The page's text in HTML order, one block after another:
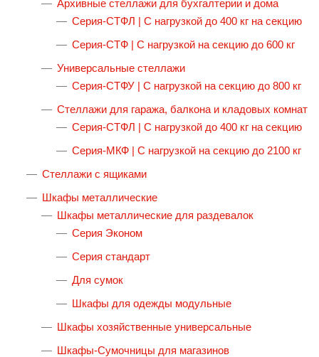
Архивные стеллажи для бухгалтерии и дома
Серия-СТФЛ | С нагрузкой до 400 кг на секцию
Серия-СТФ | C нагрузкой на секцию до 600 кг
Универсальные стеллажи
Серия-СТФУ | С нагрузкой на секцию до 800 кг
Стеллажи для гаража, балкона и кладовых комнат
Серия-СТФЛ | С нагрузкой до 400 кг на секцию
Серия-МКФ | С нагрузкой на секцию до 2100 кг
Стеллажи с ящиками
Шкафы металлические
Шкафы металлические для раздевалок
Серия Эконом
Серия стандарт
Для сумок
Шкафы для одежды модульные
Шкафы хозяйственные универсальные
Шкафы-Сумочницы для магазинов